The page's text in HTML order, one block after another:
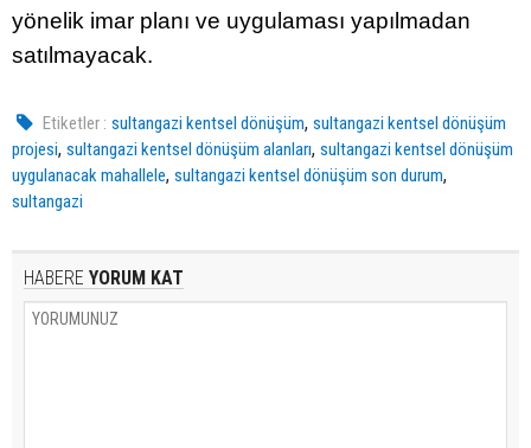
yönelik imar planı ve uygulaması yapılmadan
satılmayacak.
Etiketler : sultangazi kentsel dönüşüm,sultangazi kentsel dönüşüm
projesi, sultangazi kentsel dönüşüm alanları, sultangazi kentsel dönüşüm
uygulanacak mahallele, sultangazi kentsel dönüşüm son durum,
sultangazi
HABERE YORUM KAT